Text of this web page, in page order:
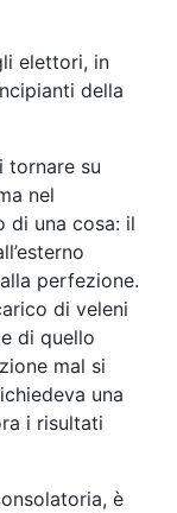
elettori, in
della
tornare su
nel
di una cosa: il
perfezione.
di veleni
di quello
mal si
una
i risultati
è